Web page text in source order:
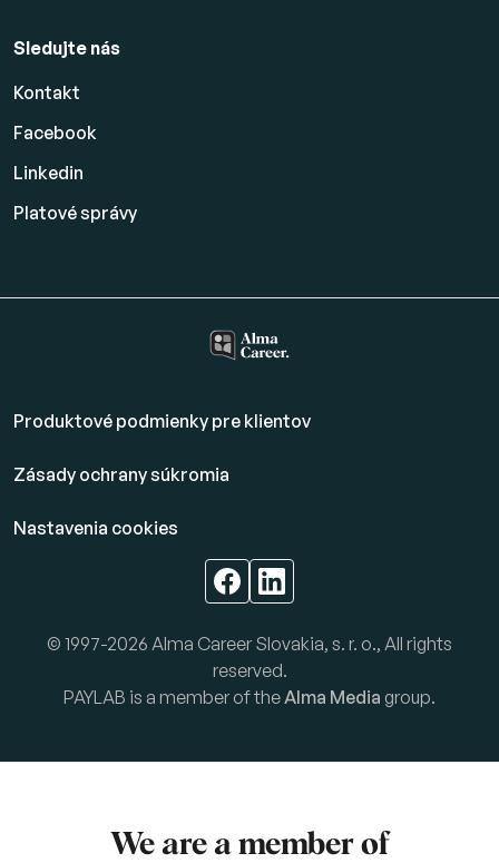
Sledujte nás
Kontakt
Facebook
Linkedin
Platovésprávy
Produktové podmienky pre klientov
Zásady ochrany súkromia
Nastavenia cookies
© 1997-2026 Alma Career Slovakia, s. r. o., All rights
reserved.
PAYLAB is a member of theAlma Media group.
We are a member of